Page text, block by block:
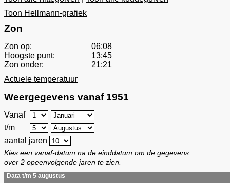
Toon Hellmann-grafiek
Zon
Zon op:
06:08
Hoogste punt:
13:45
Zon onder:
21:21
Actuele temperatuur
Weergegevens vanaf 1951
Vanaf
t/m
aantal jaren
Kies een vanaf-datum na de einddatum om de gegevens
over 2 opeenvolgende jaren te zien.
Data t/m 5 augustus